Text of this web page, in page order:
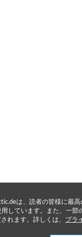
は、読者の皆様に最
しています。また、一
れます。詳しくは、 プラ